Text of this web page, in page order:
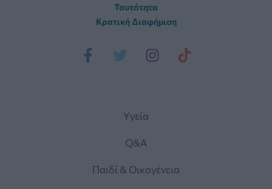
Ταυτότητα
Κρατική Διαφήμιση
Yγεία
Q&A
Παιδί & Οικογένεια